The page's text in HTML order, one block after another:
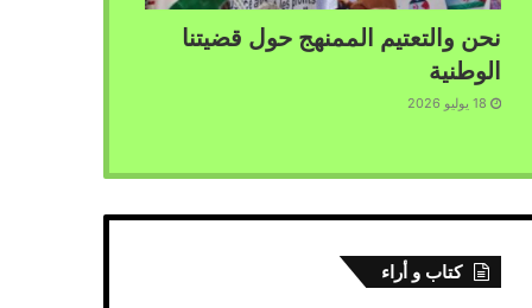
نحن والتعتيم الممنهج حول قضيتنا
الوطنية
18 يوليو 2026
كتاب و أراء